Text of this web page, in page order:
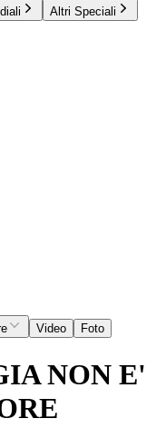
Altri Speciali
Video Foto
NON E'